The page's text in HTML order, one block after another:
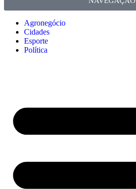
Agronegócio
Cidades
Esporte
Política